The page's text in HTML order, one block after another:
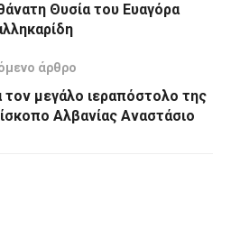
Θυσία του Ευαγόρα
άρθρο
τον μεγάλο ιεραπόστολο της
Αλβανίας Αναστάσιο